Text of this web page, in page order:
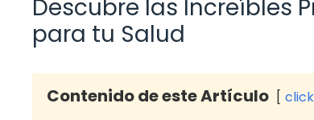
Descubre las Increíbles
para tu Salud
Contenido de este Artículo